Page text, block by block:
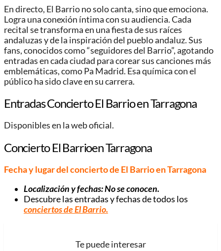
En directo, El Barrio no solo canta, sino que emociona.
Logra una conexión íntima con su audiencia. Cada
recital se transforma en una fiesta de sus raíces
andaluzas y de la inspiración del pueblo andaluz. Sus
fans, conocidos como “seguidores del Barrio”, agotando
entradas en cada ciudad para corear sus canciones más
emblemáticas, como Pa Madrid. Esa química con el
público ha sido clave en su carrera.
Entradas Concierto El Barrio en Tarragona
Disponibles en la web oficial.
Concierto El Barrioen Tarragona
Fecha y lugar del concierto de El Barrio en Tarragona
Localización y fechas: No se conocen.
Descubre las entradas y fechas de todos los
conciertos de El Barrio.
Te puede interesar